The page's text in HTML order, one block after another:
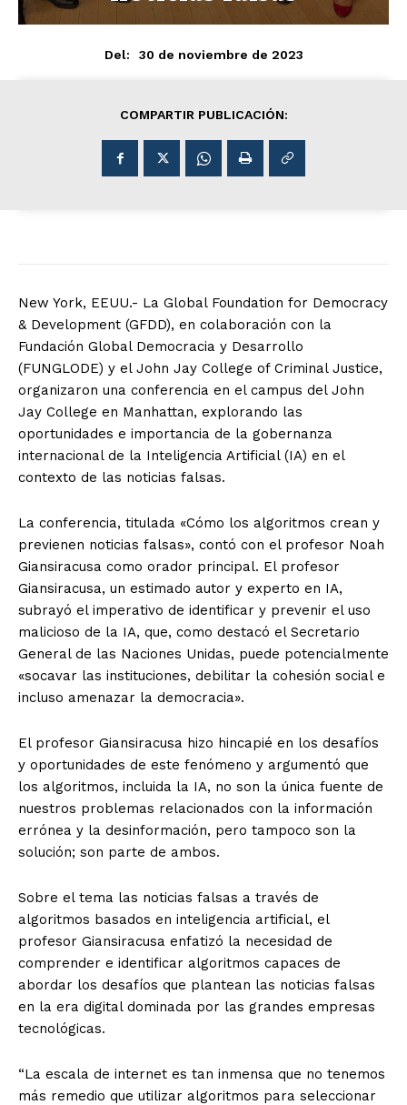
Del: 30 de noviembre de 2023
COMPARTIR PUBLICACIÓN:
New York, EEUU.- La Global Foundation for Democracy
& Development (GFDD), en colaboración con la
Fundación Global Democracia y Desarrollo
(FUNGLODE) y el John Jay College of Criminal Justice,
organizaron una conferencia en el campus del John
Jay College en Manhattan, explorando las
oportunidades e importancia de la gobernanza
internacional de la Inteligencia Artificial (IA) en el
contexto de las noticias falsas.
La conferencia, titulada «Cómo los algoritmos crean y
previenen noticias falsas», contó con el profesor Noah
Giansiracusa como orador principal. El profesor
Giansiracusa, un estimado autor y experto en IA,
subrayó el imperativo de identificar y prevenir el uso
malicioso de la IA, que, como destacó el Secretario
General de las Naciones Unidas, puede potencialmente
«socavar las instituciones, debilitar la cohesión social e
incluso amenazar la democracia».
El profesor Giansiracusa hizo hincapié en los desafíos
y oportunidades de este fenómeno y argumentó que
los algoritmos, incluida la IA, no son la única fuente de
nuestros problemas relacionados con la información
errónea y la desinformación, pero tampoco son la
solución; son parte de ambos.
Sobre el tema las noticias falsas a través de
algoritmos basados en inteligencia artificial, el
profesor Giansiracusa enfatizó la necesidad de
comprender e identificar algoritmos capaces de
abordar los desafíos que plantean las noticias falsas
en la era digital dominada por las grandes empresas
tecnológicas.
“La escala de internet es tan inmensa que no tenemos
más remedio que utilizar algoritmos para seleccionar